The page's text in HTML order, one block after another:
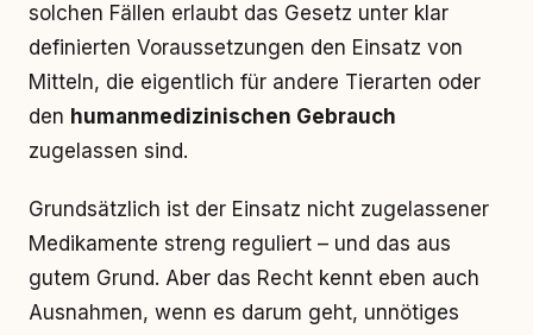
solchen Fällen erlaubt das Gesetz unter klar
definierten Voraussetzungen den Einsatz von
Mitteln, die eigentlich für andere Tierarten oder
den humanmedizinischen Gebrauch
zugelassen sind.
Grundsätzlich ist der Einsatz nicht zugelassener
Medikamente streng reguliert – und das aus
gutem Grund. Aber das Recht kennt eben auch
Ausnahmen, wenn es darum geht, unnötiges